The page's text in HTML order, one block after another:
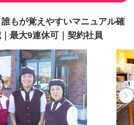
誰もが覚えやすいマニュアル確
最大9連休可｜契約社員